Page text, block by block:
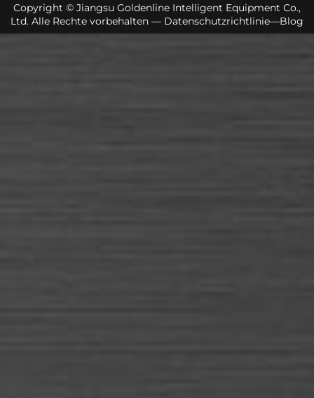
Copyright © Jiangsu Goldenline Intelligent Equipment Co.,
Ltd. Alle Rechte vorbehalten — Datenschutzrichtlinie—Blog